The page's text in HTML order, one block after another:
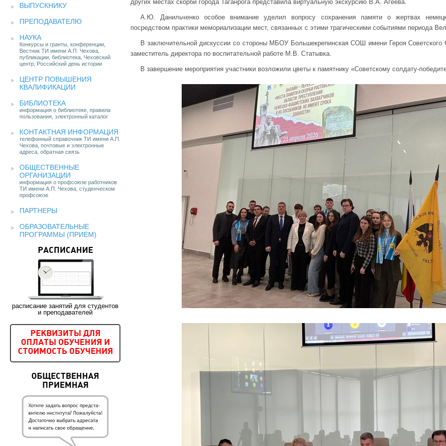
ВЫПУСКНИКУ
ПРЕПОДАВАТЕЛЮ
НАУКА
Конкурсы и гранты, конференции,
Вестник ТИ имени А.П. Чехова,
публикации, библиотека, Чеховский
центр, Российский день истории
ЦЕНТР ПОВЫШЕНИЯ
КВАЛИФИКАЦИИ
БИБЛИОТЕКА
информация о библиотеке, правила
пользования, электронный каталог
КОНТАКТНАЯ ИНФОРМАЦИЯ
телефонный справочник ТИ имени А.П.
Чехова, почтовые и электронные
адреса, обратная связь
ОБЩЕСТВЕННЫЕ
ОРГАНИЗАЦИИ
информация о профсоюзе работников
ТИ имени А.П. Чехова, студенческом
профсоюзе
ПАРТНЕРЫ
ОБРАЗОВАТЕЛЬНЫЕ
ПРОГРАММЫ (ПРИЕМ)
РАСПИСАНИЕ
расписание занятий для студентов
и преподавателей
РЕКВИЗИТЫ ДЛЯ
ОПЛАТЫ ОБУЧЕНИЯ И
СТОИМОСТЬ ОБУЧЕНИЯ
ОБЩЕСТВЕННАЯ
ПРИЕМНАЯ
других местах скорби города Таганрога представила виртуальную экскурсию В.А. Агеева.
А.Ю. Данильченко особое внимание уделил вопросу сохранения памяти о жертвах
посредством практики мемориализации мест, связанных с этими трагическими событиями периода
В заключительной дискуссии со стороны МБОУ Большекрепинская СОШ имени Героя
заместитель директора по воспитательной работе М.В. Статывка.
В завершение мероприятия участники возложили цветы к памятнику «Советскому солдату-